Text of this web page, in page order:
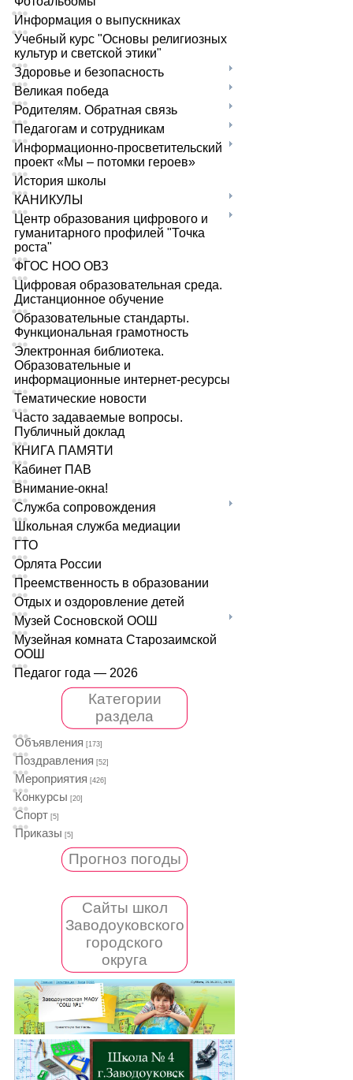
Информация о выпускниках
Учебный курс "Основы религиозных
культур и светской этики"
Здоровье и безопасность
Великая победа
Родителям. Обратная связь
Педагогам и сотрудникам
Информационно-просветительский
проект «Мы – потомки героев»
История школы
КАНИКУЛЫ
Центр образования цифрового и
гуманитарного профилей "Точка
роста"
ФГОС НОО ОВЗ
Цифровая образовательная среда.
Дистанционное обучение
Образовательные стандарты.
Функциональная грамотность
Электронная библиотека.
Образовательные и
информационные интернет-ресурсы
Тематические новости
Часто задаваемые вопросы.
Публичный доклад
КНИГА ПАМЯТИ
Кабинет ПАВ
Внимание-окна!
Служба сопровождения
Школьная служба медиации
ГТО
Орлята России
Преемственность в образовании
Отдых и оздоровление детей
Музей Сосновской ООШ
Музейная комната Старозаимской
ООШ
Педагог года — 2026
Категории
раздела
Объявления [173]
Поздравления [52]
Мероприятия [426]
Конкурсы [20]
Спорт [5]
Приказы [5]
Прогноз погоды
Сайты школ
Заводоуковского
городского
округа